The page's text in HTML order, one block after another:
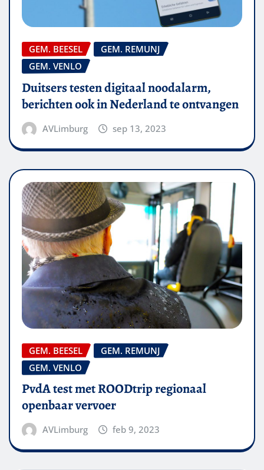
GEM. BEESEL
GEM. REMUNJ
GEM. VENLO
Duitsers testen digitaal noodalarm,
berichten ook in Nederland te ontvangen
AVLimburg sep 13, 2023
GEM. BEESEL
GEM. REMUNJ
GEM. VENLO
PvdA test met ROODtrip regionaal
openbaar vervoer
AVLimburg feb 9, 2023